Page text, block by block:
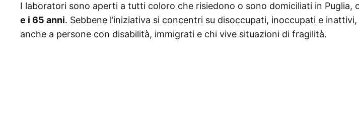
I laboratori sono aperti a tutti coloro che risiedono o sono domiciliati in Puglia,
e i 65 anni. Sebbene l’iniziativa si concentri su disoccupati, inoccupati e
anche a persone con disabilità, immigrati e chi vive situazioni di fragilità.